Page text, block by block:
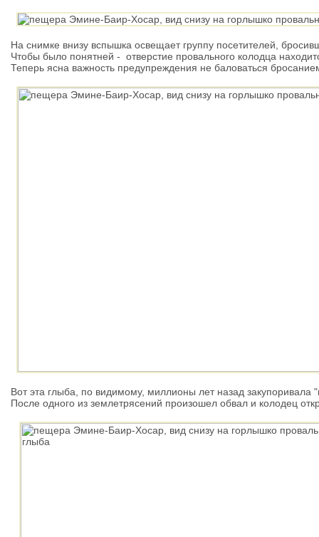
На снимке внизу вспышка освещает группу посетителей,
Чтобы было понятней - отверстие провального колодца
Теперь ясна важность предупреждения не баловаться
Вот эта глыба, по видимому, миллионы лет назад
После одного из землетрясений произошел обвал и колодец